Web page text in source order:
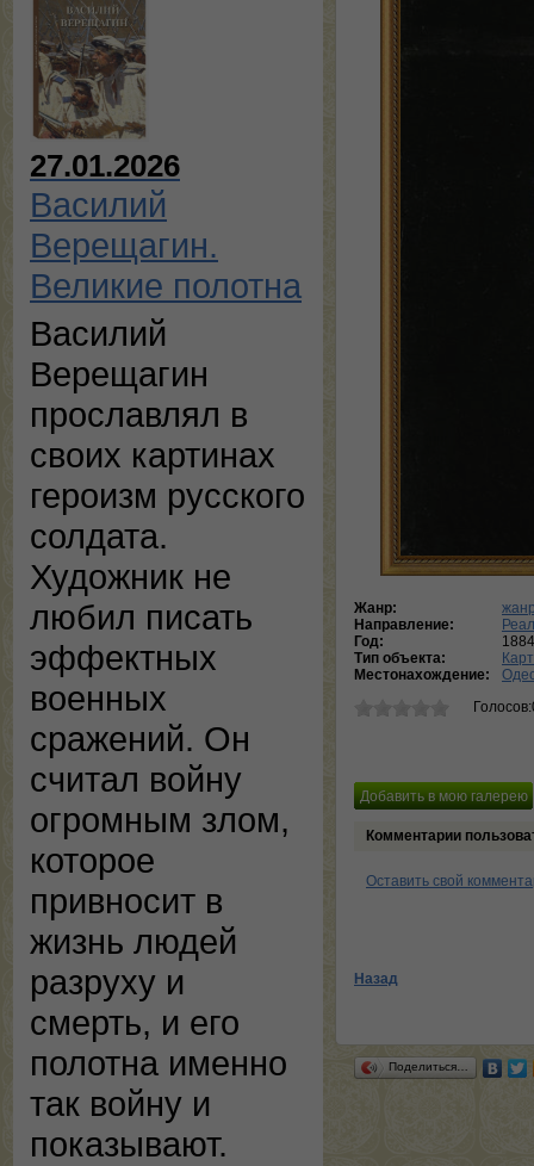
27.01.2026
Василий
Верещагин.
Великие полотна
Василий
Верещагин
прославлял в
своих картинах
героизм русского
солдата.
Художник не
любил писать
эффектных
военных
сражений. Он
считал войну
огромным злом,
которое
привносит в
жизнь людей
разруху и
смерть, и его
полотна именно
так войну и
показывают.
Жанр:
Направление:
Год:
1884
Тип объекта:
Местонахождение:
Комментарии
Оставить свой
Назад
Поделиться…